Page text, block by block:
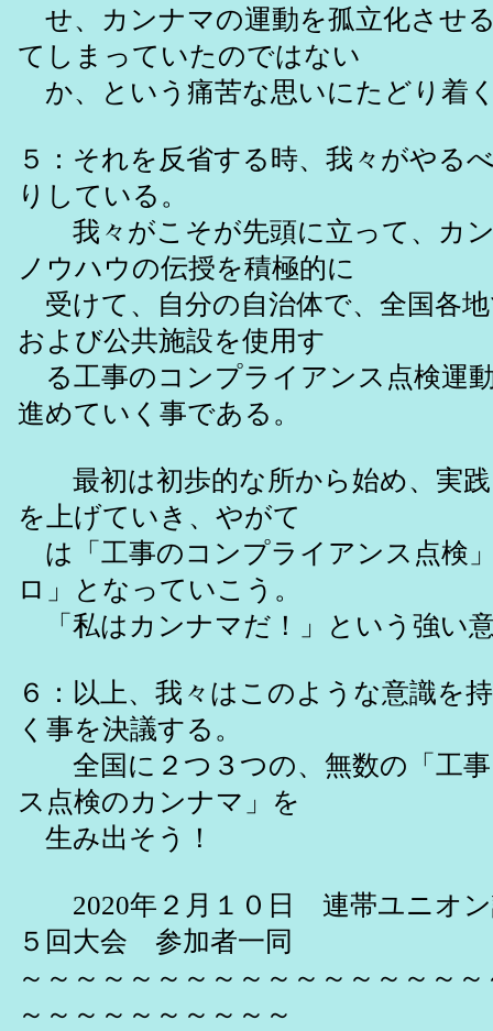
せ、カンナマの運動を孤立化させ
てしまっていたのではない
か、という痛苦な思いにたどり着
５：それを反省する時、我々がやる
りしている。
我々がこそが先頭に立って、カ
ノウハウの伝授を積極的に
受けて、自分の自治体で、全国各
および公共施設を使用す
る工事のコンプライアンス点検運
進めていく事である。
最初は初歩的な所から始め、実践
を上げていき、やがて
は「工事のコンプライアンス点検
ロ」となっていこう。
「私はカンナマだ！」という強い
６：以上、我々はこのような意識を
く事を決議する。
全国に２つ３つの、無数の「工事
ス点検のカンナマ」を
生み出そう！
2020年２月１０日 連帯ユニオン
５回大会 参加者一同
～～～～～～～～～～～～～～～～
～～～～～～～～～～